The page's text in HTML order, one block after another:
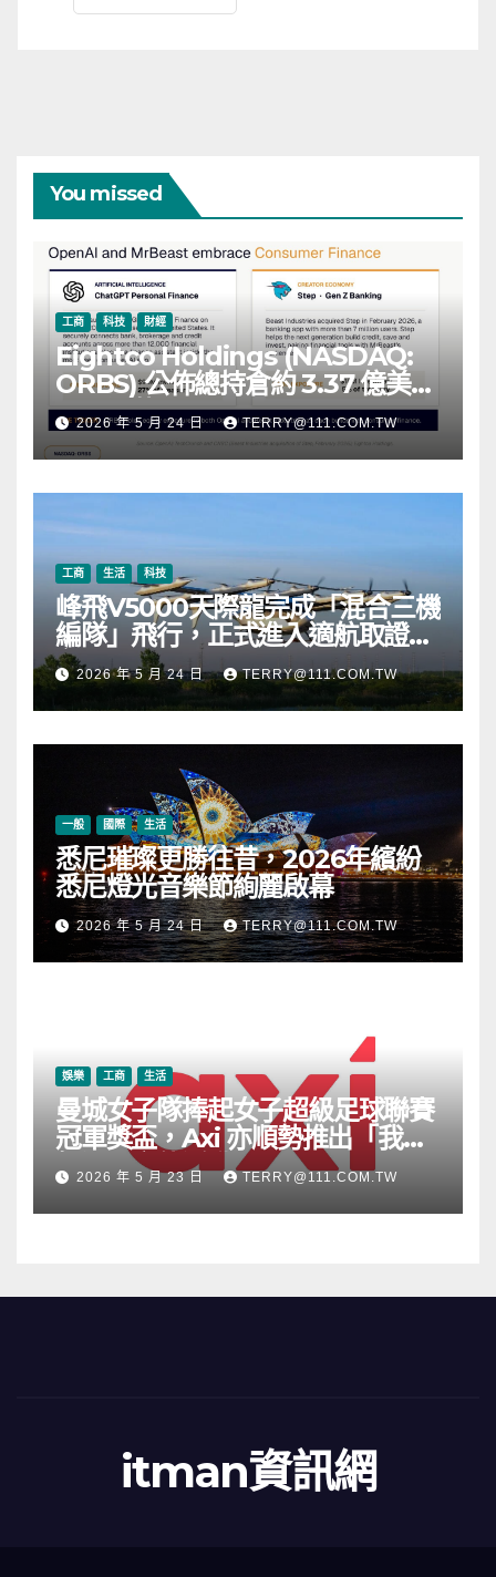
You missed
工商 科技 財經
Eightco Holdings (NASDAQ:
ORBS) 公佈總持倉約 3.37 億美
元，涵蓋 OpenAI、Beast
Industries、超過 11,000 枚以太
幣 (ETH) 及逾 2.83 億枚 WLD 代
幣
2026 年 5 月 24 日 TERRY@111.COM.TW
工商 生活 科技
峰飛V5000天際龍完成「混合三機
編隊」飛行，正式進入適航取證階
段2026 年 5 月 24 日 TERRY@111.COM.TW
一般 國際 生活
悉尼璀璨更勝往昔，2026年繽紛
悉尼燈光音樂節絢麗啟幕
2026 年 5 月 24 日 TERRY@111.COM.TW
娛樂 工商 生活
曼城女子隊捧起女子超級足球聯賽
冠軍獎盃，Axi 亦順勢推出「我的
根源」宣傳活動
2026 年 5 月 23 日 TERRY@111.COM.TW
itman資訊網